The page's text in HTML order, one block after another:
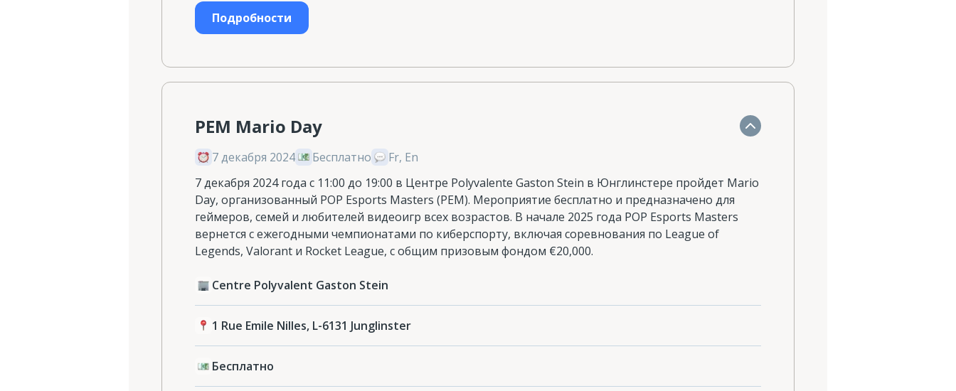
Подробности
PEM Mario Day
7 декабря 2024 Бесплатно
Fr, En
7 декабря 2024 года с 11:00 до 19:00 в Центре Polyvalente Gaston Stein в Юнглинстере пройдет Mario
Day, организованный POP Esports Masters (PEM). Мероприятие бесплатно и предназначено для
геймеров, семей и любителей видеоигр всех возрастов. В начале 2025 года POP Esports Masters
вернется с ежегодными чемпионатами по киберспорту, включая соревнования по League of
Legends, Valorant и Rocket League, с общим призовым фондом €20,000.
Centre Polyvalent Gaston Stein
1 Rue Emile Nilles, L-6131 Junglinster
Бесплатно